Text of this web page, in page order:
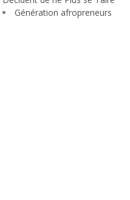
Génération afropreneurs